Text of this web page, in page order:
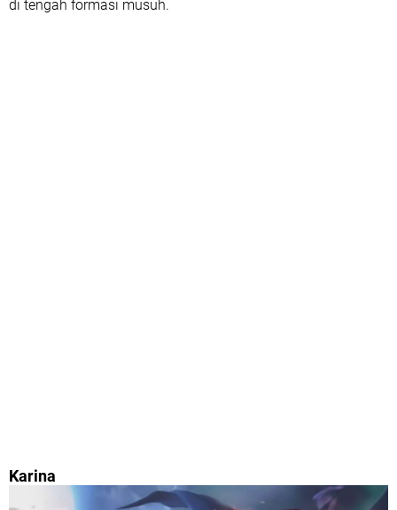
di tengah formasi musuh.
Karina